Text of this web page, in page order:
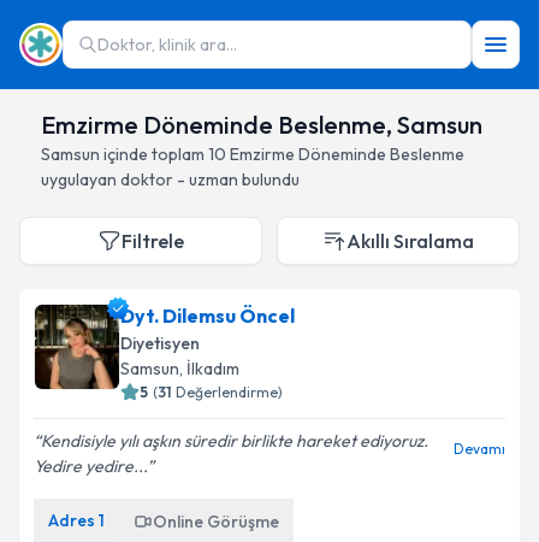
Doktor, klinik ara...
Emzirme Döneminde Beslenme, Samsun
Samsun içinde toplam 10 Emzirme Döneminde Beslenme
uygulayan doktor - uzman bulundu
Filtrele Akıllı Sıralama
Dyt. Dilemsu Öncel
Diyetisyen
Samsun, İlkadım
5 (31 Değerlendirme)
Kendisiyle yılı aşkın süredir birlikte hareket ediyoruz.
Yedire yedire...
Devamı
Adres 1 Online Görüşme